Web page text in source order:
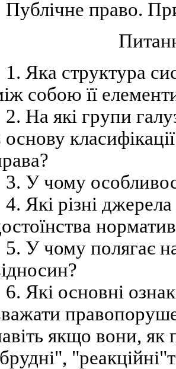
Публічне право.
1. Яка структура
собою її
2. На які групи
основу
3. У чому
4. Які різні
5. У чому полягає
6. Які основні
якщо вони, як